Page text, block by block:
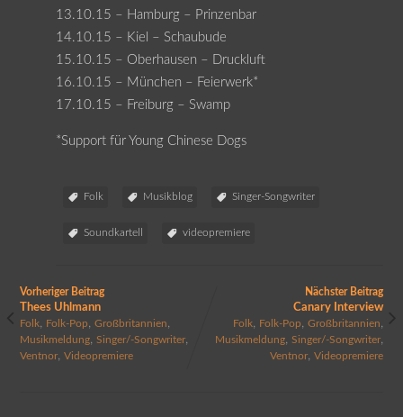
13.10.15 – Hamburg – Prinzenbar
14.10.15 – Kiel – Schaubude
15.10.15 – Oberhausen – Druckluft
16.10.15 – München – Feierwerk*
17.10.15 – Freiburg – Swamp
*Support für Young Chinese Dogs
Folk Musikblog Singer-Songwriter
Soundkartell videopremiere
Vorheriger Beitrag
Thees Uhlmann
Folk, Folk-Pop Großbritannien
Musikmeldung, Singer/-Songwriter,
Ventnor, Videopremiere
Nächster Beitrag
Canary Interview
Folk Folk-Pop ,Großbritannien
Musikmeldung ,Singer/-Songwriter
Ventnor ,Videopremiere